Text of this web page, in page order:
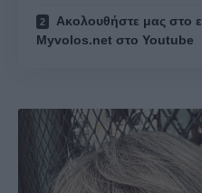
Ακολουθήστε μας στο
Myvolos.net στο Youtube